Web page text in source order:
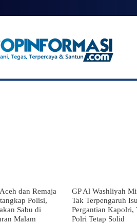
dan Remaja
Polisi,
Sabu di
Malam
GP Al Washliyah
Tak Terpengaruh Isu
Pergantian Kapolri,
Polri Tetap Solid